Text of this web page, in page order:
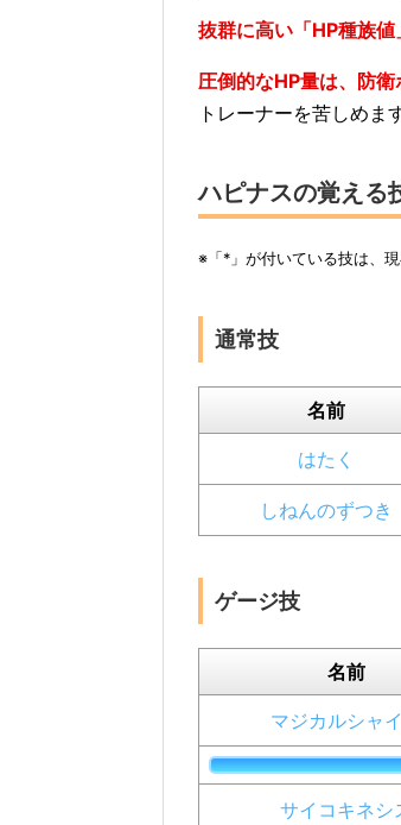
抜群に高い「HP種族
圧倒的なHP量は、防
トレーナーを苦しめます
ハピナスの覚える
※「*」が付いている技は、
通常技
名前
はたく
しねんのずつき
ゲージ技
名前
マジカルシャ
サイコキネシ